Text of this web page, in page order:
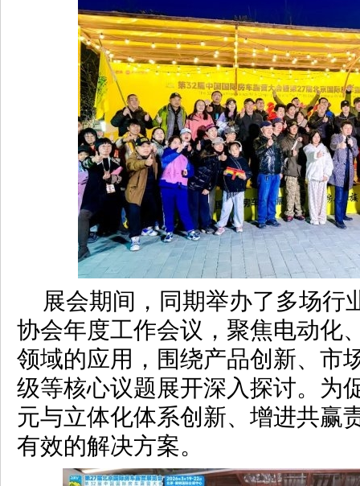
展会期间，同期举办了多场行
协会年度工作会议，聚焦电动化
领域的应用，围绕产品创新、市
级等核心议题展开深入探讨。为
元与立体化体系创新、增进共赢
有效的解决方案。